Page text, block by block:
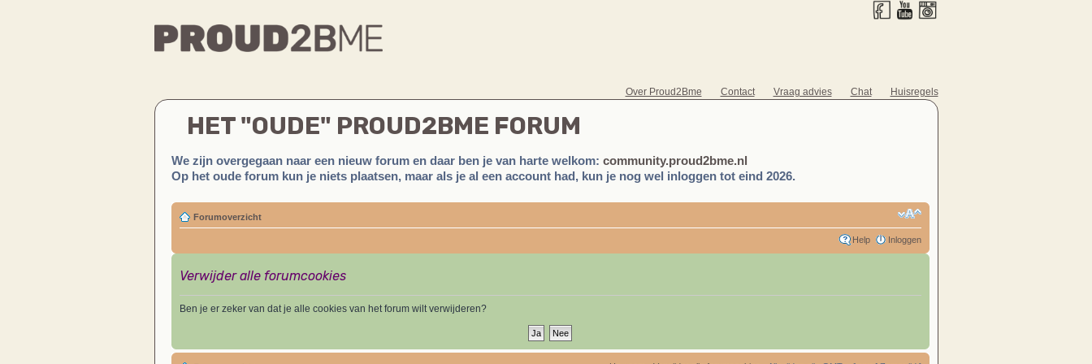
Over Proud2Bme Contact Vraag advies Chat Huisregels
HET "OUDE" PROUD2BME FORUM
We zijn overgegaan naar een nieuw forum en daar ben je van harte welkom: community.proud2bme.nl
Op het oude forum kun je niets plaatsen, maar als je al een account had, kun je nog wel inloggen tot eind 2026.
Forumoverzicht
Help Inloggen
Verwijder alle forumcookies
Ben je er zeker van dat je alle cookies van het forum wilt verwijderen?